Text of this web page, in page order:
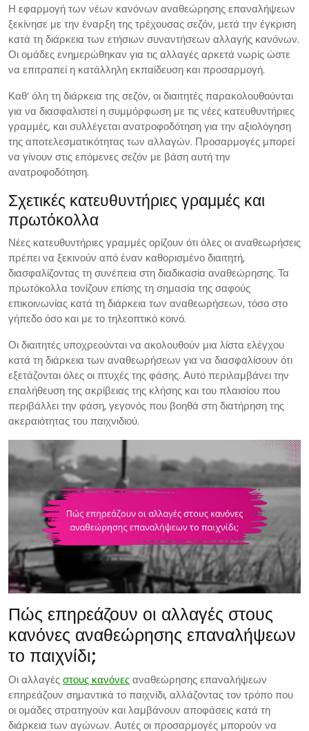
Η εφαρμογή των νέων κανόνων αναθεώρησης επαναλήψεων
ξεκίνησε με την έναρξη της τρέχουσας σεζόν, μετά την έγκριση
κατά τη διάρκεια των ετήσιων συναντήσεων αλλαγής κανόνων.
Οι ομάδες ενημερώθηκαν για τις αλλαγές αρκετά νωρίς ώστε
να επιτραπεί η κατάλληλη εκπαίδευση και προσαρμογή.
Καθ’ όλη τη διάρκεια της σεζόν, οι διαιτητές παρακολουθούνται
για να διασφαλιστεί η συμμόρφωση με τις νέες κατευθυντήριες
γραμμές, και συλλέγεται ανατροφοδότηση για την αξιολόγηση
της αποτελεσματικότητας των αλλαγών. Προσαρμογές μπορεί
να γίνουν στις επόμενες σεζόν με βάση αυτή την
ανατροφοδότηση.
Σχετικές κατευθυντήριες γραμμές και
πρωτόκολλα
Νέες κατευθυντήριες γραμμές ορίζουν ότι όλες οι αναθεωρήσεις
πρέπει να ξεκινούν από έναν καθορισμένο διαιτητή,
διασφαλίζοντας τη συνέπεια στη διαδικασία αναθεώρησης. Τα
πρωτόκολλα τονίζουν επίσης τη σημασία της σαφούς
επικοινωνίας κατά τη διάρκεια των αναθεωρήσεων, τόσο στο
γήπεδο όσο και με το τηλεοπτικό κοινό.
Οι διαιτητές υποχρεούνται να ακολουθούν μια λίστα ελέγχου
κατά τη διάρκεια των αναθεωρήσεων για να διασφαλίσουν ότι
εξετάζονται όλες οι πτυχές της φάσης. Αυτό περιλαμβάνει την
επαλήθευση της ακρίβειας της κλήσης και του πλαισίου που
περιβάλλει την φάση, γεγονός που βοηθά στη διατήρηση της
ακεραιότητας του παιχνιδιού.
Πώς επηρεάζουν οι αλλαγές στους
κανόνες αναθεώρησης επαναλήψεων
το παιχνίδι;
Οι αλλαγέςστους κανόνεςαναθεώρησης επαναλήψεων
επηρεάζουν σημαντικά το παιχνίδι, αλλάζοντας τον τρόπο που
οι ομάδες στρατηγούν και λαμβάνουν αποφάσεις κατά τη
διάρκεια των αγώνων. Αυτές οι προσαρμογές μπορούν να